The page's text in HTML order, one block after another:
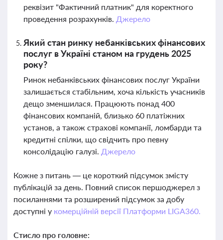
реквізит "Фактичний платник" для коректного
проведення розрахунків. Джерело
Який стан ринку небанківських фінансових
послуг в Україні станом на грудень 2025
року?
Ринок небанківських фінансових послуг України
залишається стабільним, хоча кількість учасників
дещо зменшилася. Працюють понад 400
фінансових компаній, близько 60 платіжних
установ, а також страхові компанії, ломбарди та
кредитні спілки, що свідчить про певну
консолідацію галузі. Джерело
Кожне з питань — це короткий підсумок змісту
публікацій за день. Повний список першоджерел з
посиланнями та розширений підсумок за добу
доступні у комерційній версії Платформи LIGA360.
Стисло про головне: